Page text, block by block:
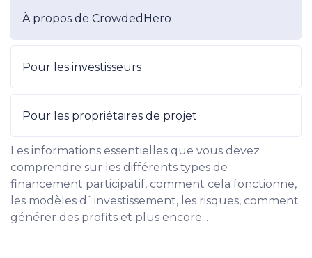
À propos de CrowdedHero
Pour les investisseurs
Pour les propriétaires de projet
Les informations essentielles que vous devez
comprendre sur les différents types de
financement participatif, comment cela fonctionne,
les modèles d`investissement, les risques, comment
générer des profits et plus encore...